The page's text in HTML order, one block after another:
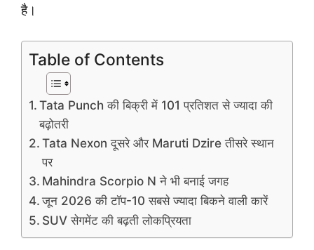
है।
Table of Contents
Tata Punch की बिक्री में 101 प्रतिशत से ज्यादा की
बढ़ोतरी
Tata Nexon दूसरे और Maruti Dzire तीसरे स्थान
पर
Mahindra Scorpio N ने भी बनाई जगह
जून 2026 की टॉप-10 सबसे ज्यादा बिकने वाली कारें
SUV सेगमेंट की बढ़ती लोकप्रियता